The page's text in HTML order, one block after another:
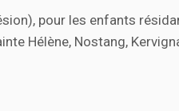
pour les enfants
Hélène, Nostang,